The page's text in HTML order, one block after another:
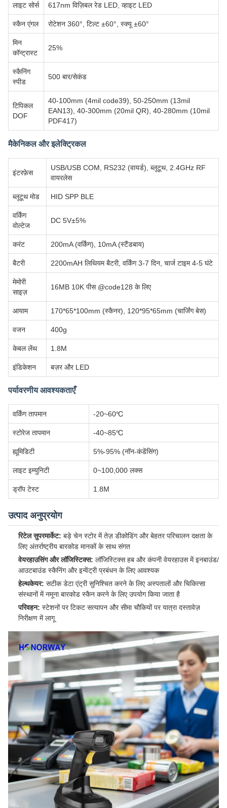
लाइट सोर्स 617nm विज़िबल रेड LED, व्हाइट LED
स्कैन एंगल रोटेशन 360°, टिल्ट ±60°, स्क्यू ±60°
मिन
कॉन्ट्रास्ट
25%
स्कैनिंग
स्पीड
500 बार/सेकंड
टिपिकल
DOF
40-100mm (4mil code39), 50-250mm (13mil
EAN13), 40-300mm (20mil QR), 40-280mm (10mil
PDF417)
मैकेनिकल और इलेक्ट्रिकल
इंटरफ़ेस
USB/USB COM, RS232 (वायर्ड), ब्लूटूथ, 2.4GHz RF
वायरलेस
ब्लूटूथ मोड HID SPP BLE
वर्किंग
वोल्टेज
DC 5V±5%
करंट 200mA (वर्किंग), 10mA (स्टैंडबाय)
बैटरी 2200mAH लिथियम बैटरी, वर्किंग 3-7 दिन, चार्ज टाइम 4-5 घंटे
मेमोरी
साइज़
16MB 10K पीस @code128 के लिए
आयाम 170*65*100mm (स्कैनर), 120*95*65mm (चार्जिंग बेस)
वजन 400g
केबल लेंथ 1.8M
इंडिकेशन बज़र और LED
पर्यावरणीय आवश्यकताएँ
वर्किंग तापमान -20~60℃
स्टोरेज तापमान -40~85℃
ह्यूमिडिटी 5%-95% (नॉन-कंडेंसिंग)
लाइट इम्युनिटी 0~100,000 लक्स
ड्रॉप टेस्ट 1.8M
उत्पाद अनुप्रयोग
रिटेल सुपरमार्केट: बड़े चेन स्टोर में तेज़ डीकोडिंग और बेहतर परिचालन दक्षता के
लिए अंतर्राष्ट्रीय बारकोड मानकों के साथ संगत
वेयरहाउसिंग और लॉजिस्टिक्स: लॉजिस्टिक्स हब और कंपनी वेयरहाउस में इनबाउंड/
आउटबाउंड स्कैनिंग और इन्वेंट्री प्रबंधन के लिए आवश्यक
हेल्थकेयर: सटीक डेटा एंट्री सुनिश्चित करने के लिए अस्पतालों और चिकित्सा
संस्थानों में नमूना बारकोड स्कैन करने के लिए उपयोग किया जाता है
परिवहन: स्टेशनों पर टिकट सत्यापन और सीमा चौकियों पर यात्रा दस्तावेज़
निरीक्षण में लागू